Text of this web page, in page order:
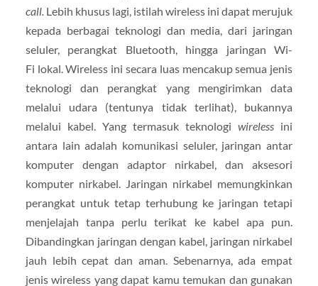
call. Lebih khusus lagi, istilah wireless ini dapat merujuk
kepada berbagai teknologi dan media, dari jaringan
seluler, perangkat Bluetooth, hingga jaringan Wi-
Fi lokal. Wireless ini secara luas mencakup semua jenis
teknologi dan perangkat yang mengirimkan data
melalui udara (tentunya tidak terlihat), bukannya
melalui kabel. Yang termasuk teknologiwireless ini
antara lain adalah komunikasi seluler, jaringan antar
komputer dengan adaptor nirkabel, dan aksesori
komputer nirkabel. Jaringan nirkabel memungkinkan
perangkat untuk tetap terhubung ke jaringan tetapi
menjelajah tanpa perlu terikat ke kabel apa pun.
Dibandingkan jaringan dengan kabel, jaringan nirkabel
jauh lebih cepat dan aman. Sebenarnya, ada empat
jenis wireless yang dapat kamu temukan dan gunakan